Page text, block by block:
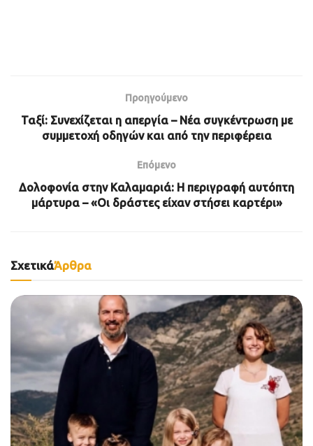
Προηγούμενο
Ταξί: Συνεχίζεται η απεργία – Νέα συγκέντρωση με
συμμετοχή οδηγών και από την περιφέρεια
Επόμενο
Δολοφονία στην Καλαμαριά: Η περιγραφή αυτόπτη
μάρτυρα – «Οι δράστες είχαν στήσει καρτέρι»
ΣχετικάΆρθρα